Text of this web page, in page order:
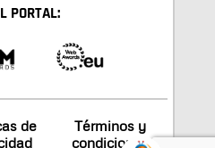
PORTAL:
de
Términos y
condiciones